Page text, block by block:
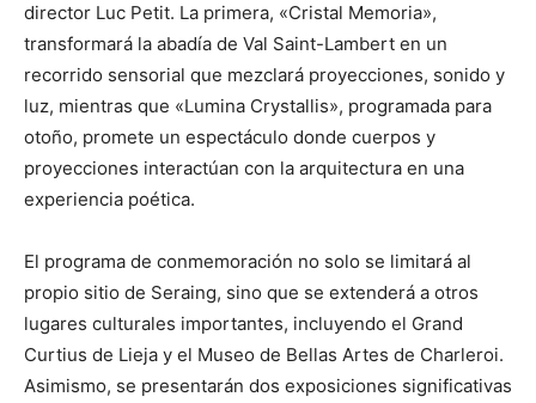
director Luc Petit. La primera, «Cristal Memoria»,
transformará la abadía de Val Saint-Lambert en un
recorrido sensorial que mezclará proyecciones, sonido y
luz, mientras que «Lumina Crystallis», programada para
otoño, promete un espectáculo donde cuerpos y
proyecciones interactúan con la arquitectura en una
experiencia poética.
El programa de conmemoración no solo se limitará al
propio sitio de Seraing, sino que se extenderá a otros
lugares culturales importantes, incluyendo el Grand
Curtius de Lieja y el Museo de Bellas Artes de Charleroi.
Asimismo, se presentarán dos exposiciones significativas